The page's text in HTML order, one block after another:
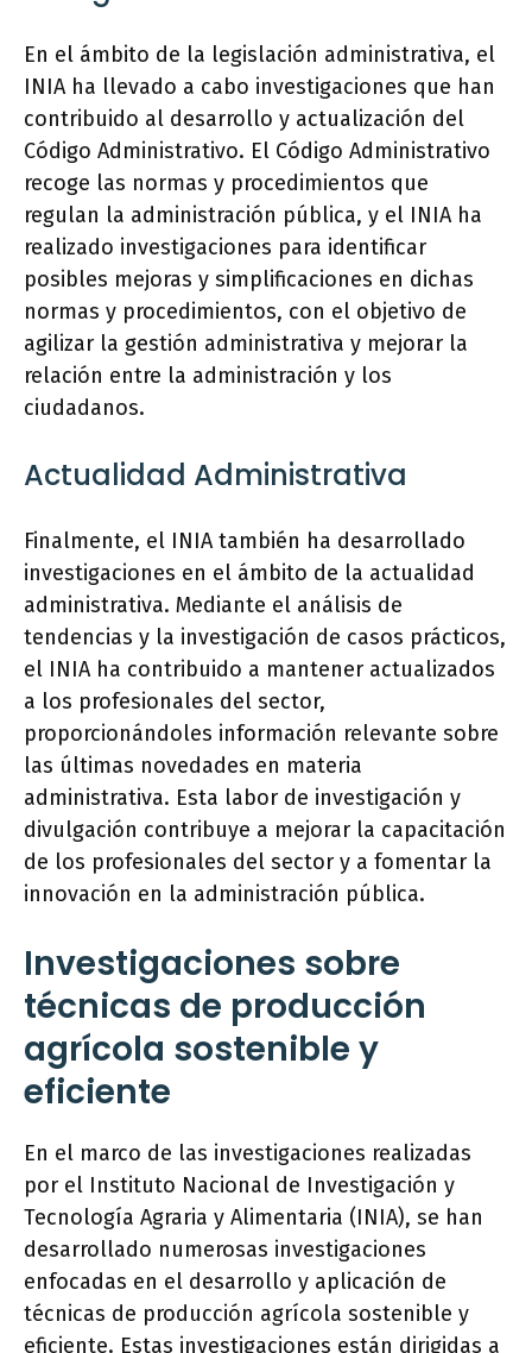
En el ámbito de la legislación administrativa, el
INIA ha llevado a cabo investigaciones que han
contribuido al desarrollo y actualización del
Código Administrativo. El Código Administrativo
recoge las normas y procedimientos que
regulan la administración pública, y el INIA ha
realizado investigaciones para identificar
posibles mejoras y simplificaciones en dichas
normas y procedimientos, con el objetivo de
agilizar la gestión administrativa y mejorar la
relación entre la administración y los
ciudadanos.
Actualidad Administrativa
Finalmente, el INIA también ha desarrollado
investigaciones en el ámbito de la actualidad
administrativa. Mediante el análisis de
tendencias y la investigación de casos prácticos,
el INIA ha contribuido a mantener actualizados
a los profesionales del sector,
proporcionándoles información relevante sobre
las últimas novedades en materia
administrativa. Esta labor de investigación y
divulgación contribuye a mejorar la capacitación
de los profesionales del sector y a fomentar la
innovación en la administración pública.
Investigaciones sobre
técnicas de producción
agrícola sostenible y
eficiente
En el marco de las investigaciones realizadas
por el Instituto Nacional de Investigación y
Tecnología Agraria y Alimentaria (INIA), se han
desarrollado numerosas investigaciones
enfocadas en el desarrollo y aplicación de
técnicas de producción agrícola sostenible y
eficiente. Estas investigaciones están dirigidas a